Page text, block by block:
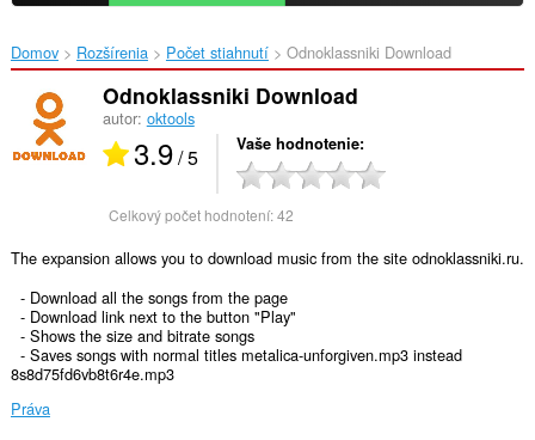
Domov Rozšírenia Počet stiahnutí Odnoklassniki Download‎
Odnoklassniki Download
autor: oktools
3.9/ 5 Vaše hodnotenie
Celkový počet hodnotení:42
The expansion allows you to download music from the site odnoklassniki.ru.
- Download all the songs from the page
- Download link next to the button "Play"
- Shows the size and bitrate songs
- Saves songs with normal titles metalica-unforgiven.mp3 instead
8s8d75fd6vb8t6r4e.mp3
Práva